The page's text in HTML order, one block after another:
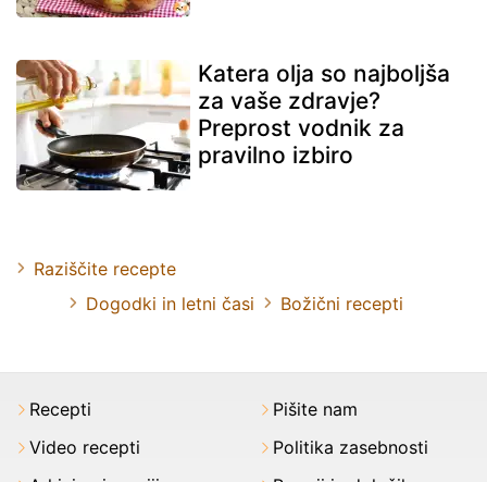
Katera olja so najboljša
za vaše zdravje?
Preprost vodnik za
pravilno izbiro
Raziščite recepte
Dogodki in letni časi
Božični recepti
Recepti
Video recepti
Pišite nam
Politika zasebnosti